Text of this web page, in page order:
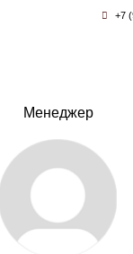
+7
Менеджер